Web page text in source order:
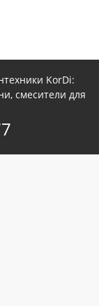
KorDi:
смесители для